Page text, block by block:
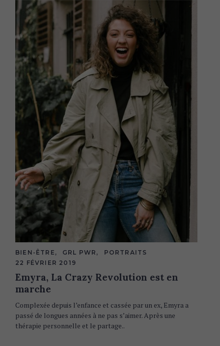
C
A
T
E
G
O
R
E
S
BIEN-ÊTRE GRL PWR
PORTRAITS
22 FÉVRIER 2019
Emyra, La Crazy Revolution est en
marche
Complexée depuis l’enfance et cassée par un ex, Emyra a
passé de longues années à ne pas s’aimer. Après une
thérapie personnelle et le partage..